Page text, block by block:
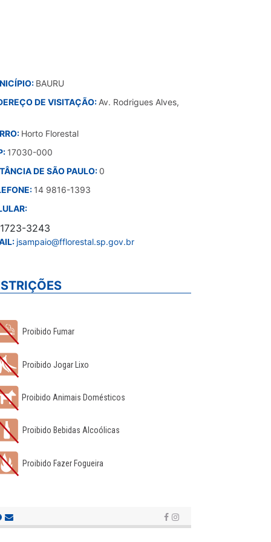
BAURU
DE VISITAÇÃO:Av. Rodrigues Alves,
Horto Florestal
17030-000
DE SÃO PAULO:0
14 9816-1393
3243
jsampaio@fflorestal.sp.gov.br
Proibido Fumar
Proibido Jogar Lixo
Proibido Animais Domésticos
Proibido Bebidas Alcoólicas
Proibido Fazer Fogueira